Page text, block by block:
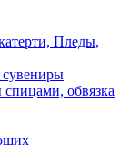
Пледы,
обвязка